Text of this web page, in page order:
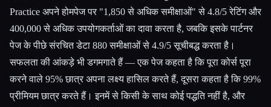
Practice अपने होमपेज पर "1,850 से अधिक समीक्षाओं" से 4.8/5 रेटिंग और
400,000 से अधिक उपयोगकर्ताओं का दावा करता है, जबकि इसके पार्टनर
पेज के पीछे संरचित डेटा 880 समीक्षाओं से 4.9/5 सूचीबद्ध करता है।
सफलता की आंकड़े भी डगमगाते हैं — एक पेज कहता है कि पूरा कोर्स पूरा
करने वाले 95% छात्र अपना लक्ष्य हासिल करते हैं, दूसरा कहता है कि 99%
प्रीमियम छात्र करते हैं। इनमें से किसी के साथ कोई पद्धति नहीं है, और